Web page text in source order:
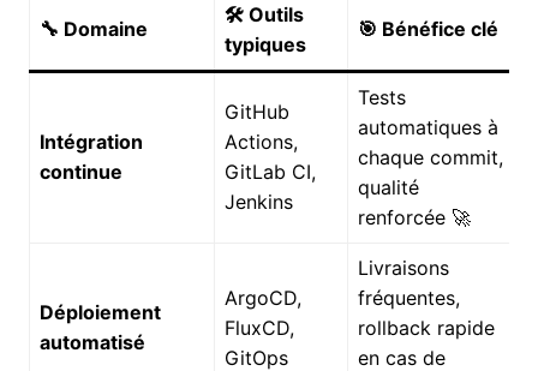
🔧 Domaine
🛠️ Outils
typiques
🎯 Bénéfice clé
Intégration
continue
GitHub
Actions,
GitLab CI,
Jenkins
Tests
automatiques à
chaque commit,
qualité
renforcée 🚀
Déploiement
automatisé
ArgoCD,
FluxCD,
GitOps
Livraisons
fréquentes,
rollback rapide
en cas de